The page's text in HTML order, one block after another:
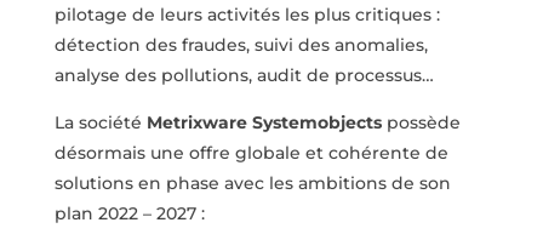
pilotage de leurs activités les plus critiques :
détection des fraudes, suivi des anomalies,
analyse des pollutions, audit de processus…
La société Metrixware Systemobjectspossède
désormais une offre globale et cohérente de
solutions en phase avec les ambitions de son
plan 2022 – 2027 :